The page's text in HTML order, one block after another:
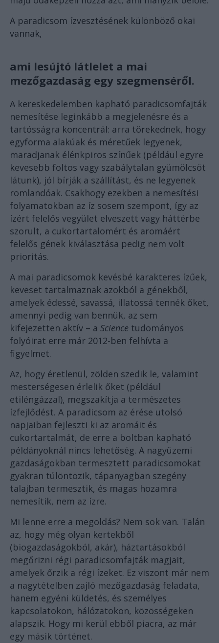
A paradicsom ízvesztésének különböző okai
vannak,
ami lesújtó látlelet a mai
mezőgazdaság egy szegmenséről.
A kereskedelemben kapható paradicsomfajták
nemesítése leginkább a megjelenésre és a
tartósságra koncentrál: arra törekednek, hogy
egyforma alakúak és méretűek legyenek,
maradjanak élénkpiros színűek (például egyre
kevesebb foltos vagy szabálytalan gyümölcsöt
látunk), jól bírják a szállítást, és ne legyenek
romlandóak. Csakhogy ezekben a nemesítési
folyamatokban az íz sosem szempont, így az
ízért felelős vegyület elveszett vagy háttérbe
szorult, a cukortartalomért és aromáért
felelős gének kiválasztása pedig nem volt
prioritás.
A mai paradicsomok kevésbé karakteres ízűek,
keveset tartalmaznak azokból a génekből,
amelyek édessé, savassá, illatossá tennék őket,
amennyi pedig van bennük, az sem
kifejezetten aktív – a Science tudományos
folyóirat erre már 2012-ben felhívta a
figyelmet.
Az, hogy éretlenül, zölden szedik le, valamint
mesterségesen érlelik őket (például
etiléngázzal), megszakítja a természetes
ízfejlődést. A paradicsom az érése utolsó
napjaiban fejleszti ki az aromáit és
cukortartalmát, de erre a boltban kapható
példányoknál nincs lehetőség. A nagyüzemi
gazdaságokban termesztett paradicsomokat
gyakran túlöntözik, tápanyagban szegény
talajban termesztik, és magas hozamra
nemesítik, nem az ízre.
Mi lenne erre a megoldás? Nem sok van. Talán
az, hogy még olyan kertekből
(biogazdaságokból, akár), háztartásokból
megőrizni régi paradicsomfajták magjait,
amelyek őrzik a régi ízeket. Ez viszont már nem
a nagytételben zajló mezőgazdaság feladata,
hanem egyéni küldetés, és személyes
kapcsolatokon, hálózatokon, közösségeken
alapszik. Hogy mi kerül ebből piacra, az már
egy másik történet.